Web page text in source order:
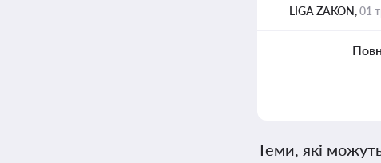
LIGA ZAKON,01
Теми, які